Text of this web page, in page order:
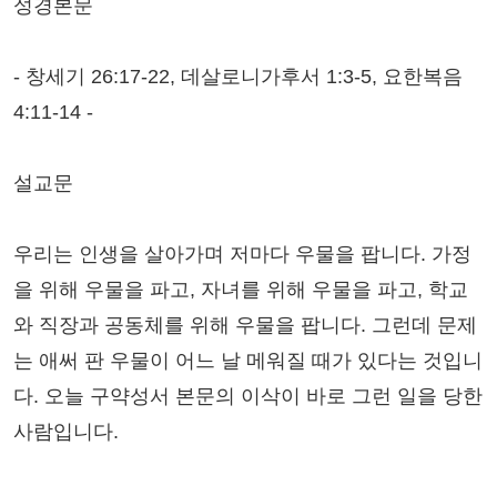
성경본문
- 창세기 26:17-22, 데살로니가후서 1:3-5, 요한복음
4:11-14 -
설교문
우리는 인생을 살아가며 저마다 우물을 팝니다. 가정
을 위해 우물을 파고, 자녀를 위해 우물을 파고, 학교
와 직장과 공동체를 위해 우물을 팝니다. 그런데 문제
는 애써 판 우물이 어느 날 메워질 때가 있다는 것입니
다. 오늘 구약성서 본문의 이삭이 바로 그런 일을 당한
사람입니다.